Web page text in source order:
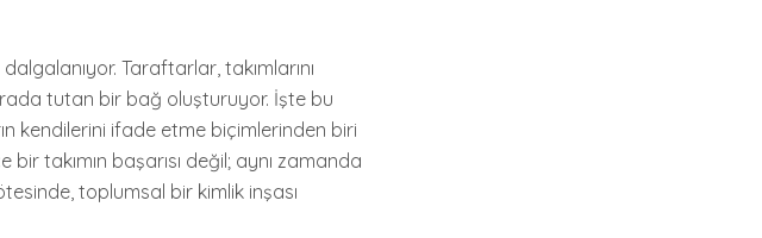
Taraftarlar, takımlarını
tutan bir bağ oluşturuyor. İşte bu
kendilerini ifade etme biçimlerinden biri
takımın başarısı değil; aynı zamanda
toplumsal bir kimlik inşası